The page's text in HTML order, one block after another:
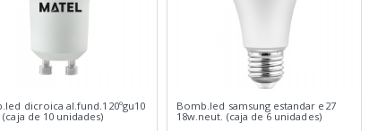
dicroica al.fund.120ºgu10
(caja de 10 unidades)
Bomb.led samsung estandar e27
18w.neut. (caja de 6 unidades)